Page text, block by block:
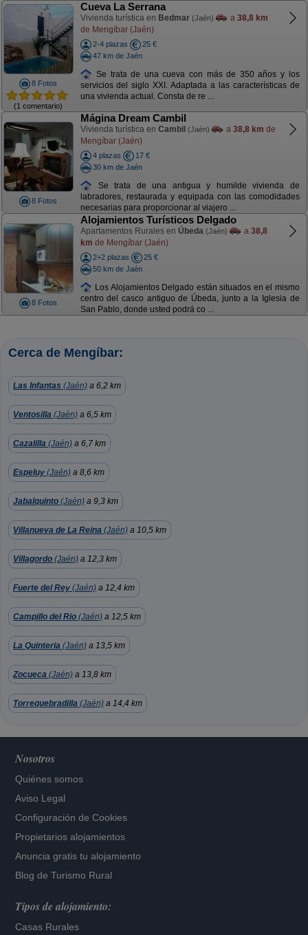
8 Fotos
(1 comentario)
Cueva La Serrana
Vivienda turística en Bedmar (Jaén) a 38,8 km
de Mengíbar (Jaén)
2-4 plazas
25 €
47 km de Jaén
Se trata de una cueva con más de 350 años y los
servicios del siglo XXI. Adaptada a las características de
una vivienda actual. Consta de re ...
8 Fotos
Mágina Dream Cambil
Vivienda turística en Cambil (Jaén) a 38,8 km de
Mengíbar (Jaén)
4 plazas
17 €
30 km de Jaén
Se trata de una antigua y humilde vivienda de
labradores, restaurada y equipada con las comodidades
necesarias para proporcionar al viajero ...
8 Fotos
Alojamientos Turísticos Delgado
Apartamentos Rurales en Úbeda (Jaén) a 38,8
km de Mengíbar (Jaén)
2+2 plazas
25 €
50 km de Jaén
Los Alojamientos Delgado están situados en el mismo
centro del casco antiguo de Úbeda, junto a la Iglesia de
San Pablo, donde usted podrá co ...
Cerca de Mengíbar:
Las Infantas (Jaén) a 6,2 km
Ventosilla (Jaén) a 6,5 km
Cazalilla (Jaén) a 6,7 km
Espeluy (Jaén) a 8,6 km
Jabalquinto (Jaén) a 9,3 km
Villanueva de La Reina (Jaén) a 10,5 km
Villagordo (Jaén) a 12,3 km
Fuerte del Rey (Jaén) a 12,4 km
Campillo del Rio (Jaén) a 12,5 km
La Quinteria (Jaén) a 13,5 km
Zocueca (Jaén) a 13,8 km
Torrequebradilla (Jaén) a 14,4 km
Nosotros
Quiénes somos
Aviso Legal
Configuración de Cookies
Propietarios alojamientos
Anuncia gratis tu alojamiento
Blog de Turismo Rural
Tipos de alojamiento:
Casas Rurales